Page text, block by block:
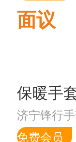
面议
济宁锋行
免费会员